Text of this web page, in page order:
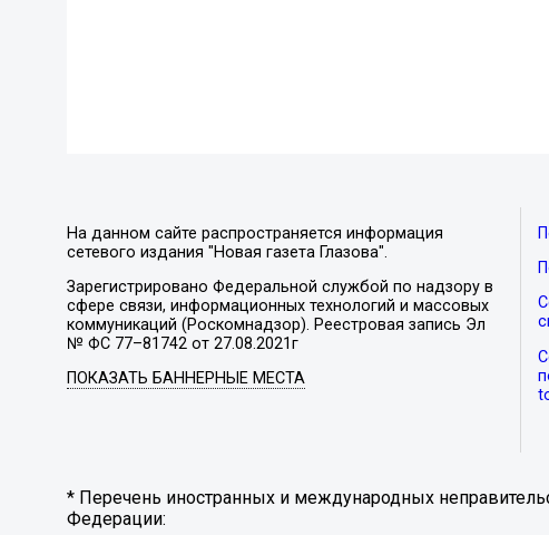
На данном сайте распространяется информация
сетевого издания "Новая газета Глазова".
Зарегистрировано Федеральной службой по надзору в
сфере связи, информационных технологий и массовых
коммуникаций (Роскомнадзор). Реестровая запись Эл
№ ФС 77–81742 от 27.08.2021г
ПОКАЗАТЬ БАННЕРНЫЕ МЕСТА
* Перечень иностранных и международных
Федерации: